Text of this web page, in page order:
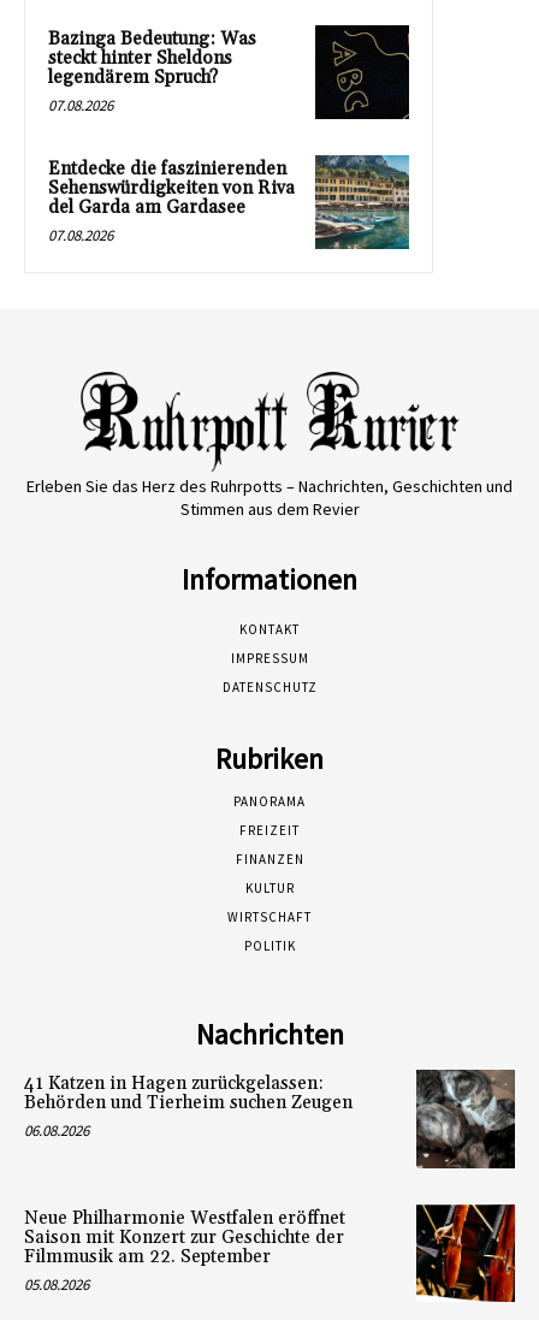
Bazinga Bedeutung: Was
steckt hinter Sheldons
legendärem Spruch?
07.08.2026
Entdecke die faszinierenden
Sehenswürdigkeiten von Riva
del Garda am Gardasee
07.08.2026
Erleben Sie das Herz des Ruhrpotts – Nachrichten, Geschichten und
Stimmen aus dem Revier
Informationen
KONTAKT
IMPRESSUM
DATENSCHUTZ
Rubriken
PANORAMA
FREIZEIT
FINANZEN
KULTUR
WIRTSCHAFT
POLITIK
Nachrichten
41 Katzen in Hagen zurückgelassen:
Behörden und Tierheim suchen Zeugen
06.08.2026
Neue Philharmonie Westfalen eröffnet
Saison mit Konzert zur Geschichte der
Filmmusik am 22. September
05.08.2026